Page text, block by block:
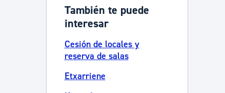
También te puede
interesar
Cesión de locales y
reserva de salas
Etxarriene